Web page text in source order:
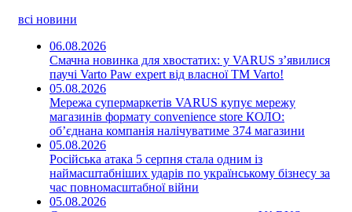
всі новини
06.08.2026
Смачна новинка для хвостатих: у VARUS з’явилися
паучі Varto Paw expert від власної ТМ Varto!
05.08.2026
Мережа супермаркетів VARUS купує мережу
магазинів формату convenience store КОЛО:
об’єднана компанія налічуватиме 374 магазини
05.08.2026
Російська атака 5 серпня стала одним із
наймасштабніших ударів по українському бізнесу за
час повномасштабної війни
05.08.2026